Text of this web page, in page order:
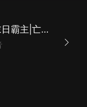
【全】暗黑紀元|末日霸主|亡靈異族行屍走肉AI